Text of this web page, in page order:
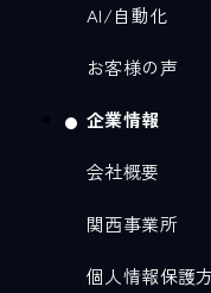
AI/自動化
お客様の声
企業情報
会社概要
関西事業所
個人情報保護